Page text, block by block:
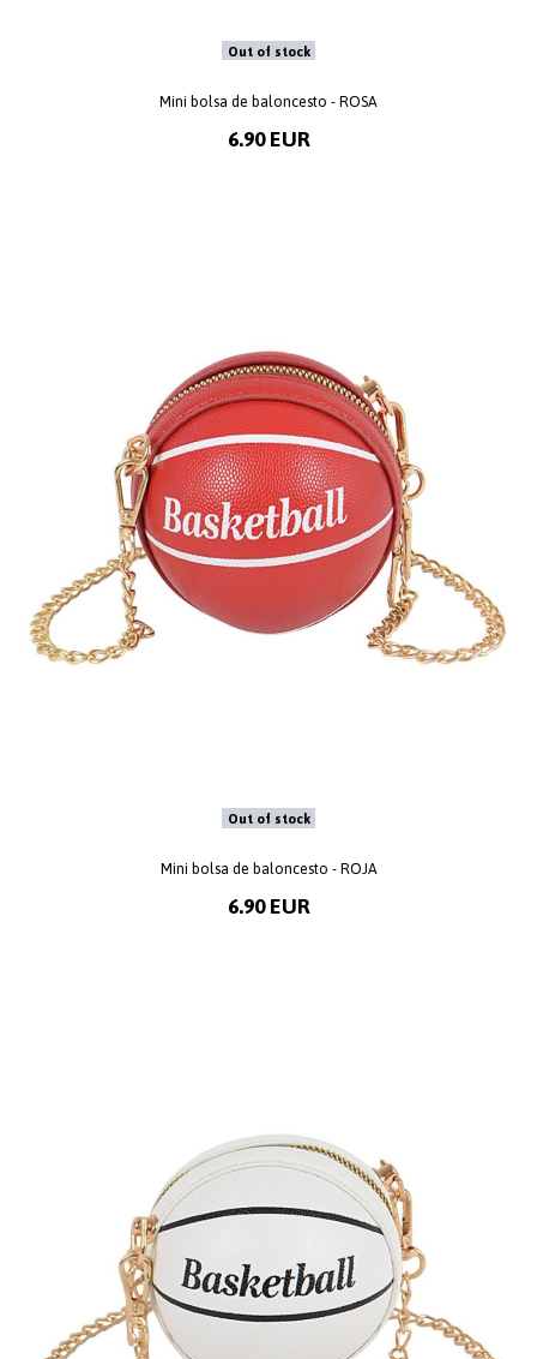
Out of stock
Mini bolsa de baloncesto - ROSA
6.90 EUR
Out of stock
Mini bolsa de baloncesto - ROJA
6.90 EUR